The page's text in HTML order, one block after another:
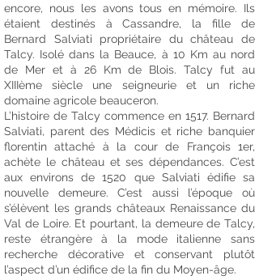
encore, nous les avons tous en mémoire. Ils
étaient destinés à Cassandre, la fille de
Bernard Salviati propriétaire du château de
Talcy. Isolé dans la Beauce, à 10 Km au nord
de Mer et à 26 Km de Blois. Talcy fut au
XIIIème siècle une seigneurie et un riche
domaine agricole beauceron.
L’histoire de Talcy commence en 1517. Bernard
Salviati, parent des Médicis et riche banquier
florentin attaché à la cour de François 1er,
achète le château et ses dépendances. C’est
aux environs de 1520 que Salviati édifie sa
nouvelle demeure. C’est aussi l’époque où
s’élèvent les grands châteaux Renaissance du
Val de Loire. Et pourtant, la demeure de Talcy,
reste étrangère à la mode italienne sans
recherche décorative et conservant plutôt
l’aspect d’un édifice de la fin du Moyen-âge.